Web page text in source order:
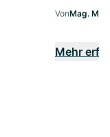
VonMag.
Mehr